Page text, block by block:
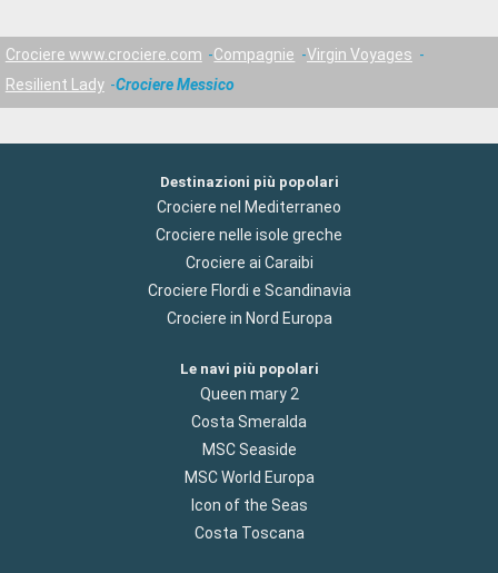
Crociere www.crociere.com Compagnie
Virgin Voyages
Resilient Lady
Crociere Messico
Destinazioni più popolari
Crociere nel Mediterraneo
Crociere nelle isole greche
Crociere ai Caraibi
Crociere Flordi e Scandinavia
Crociere in Nord Europa
Le navi più popolari
Queen mary 2
Costa Smeralda
MSC Seaside
MSC World Europa
Icon of the Seas
Costa Toscana